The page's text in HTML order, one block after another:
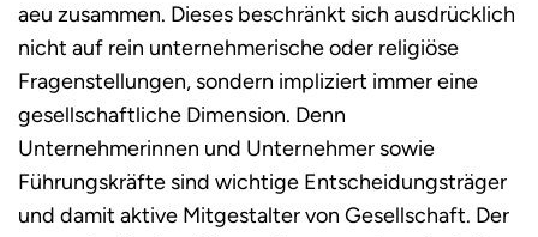
aeu zusammen. Dieses beschränkt sich ausdrücklich
nicht auf rein unternehmerische oder religiöse
Fragenstellungen, sondern impliziert immer eine
gesellschaftliche Dimension. Denn
Unternehmerinnen und Unternehmer sowie
Führungskräfte sind wichtige Entscheidungsträger
und damit aktive Mitgestalter von Gesellschaft. Der